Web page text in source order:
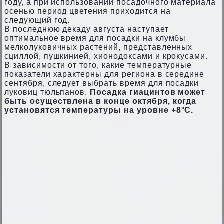
году, а при использовании посадочного материала
осенью период цветения приходится на
следующий год.
В последнюю декаду августа наступает
оптимальное время для посадки на клумбы
мелколуковичных растений, представленных
сциллой, пушкинией, хионодоксами и крокусами.
В зависимости от того, какие температурные
показатели характерны для региона в середине
сентября, следует выбрать время для посадки
луковиц тюльпанов. Посадка гиацинтов может
быть осуществлена в конце октября, когда
установятся температуры на уровне +8°C.